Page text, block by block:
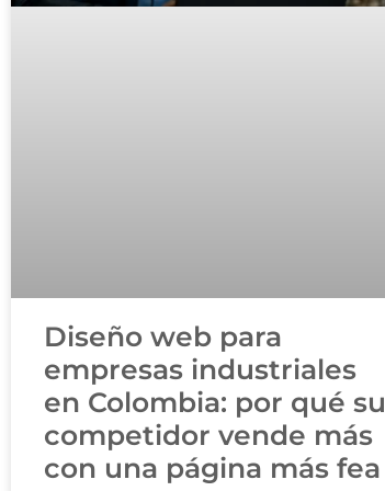
Diseño web para
empresas industriales
en Colombia: por qué su
competidor vende más
con una página más fea